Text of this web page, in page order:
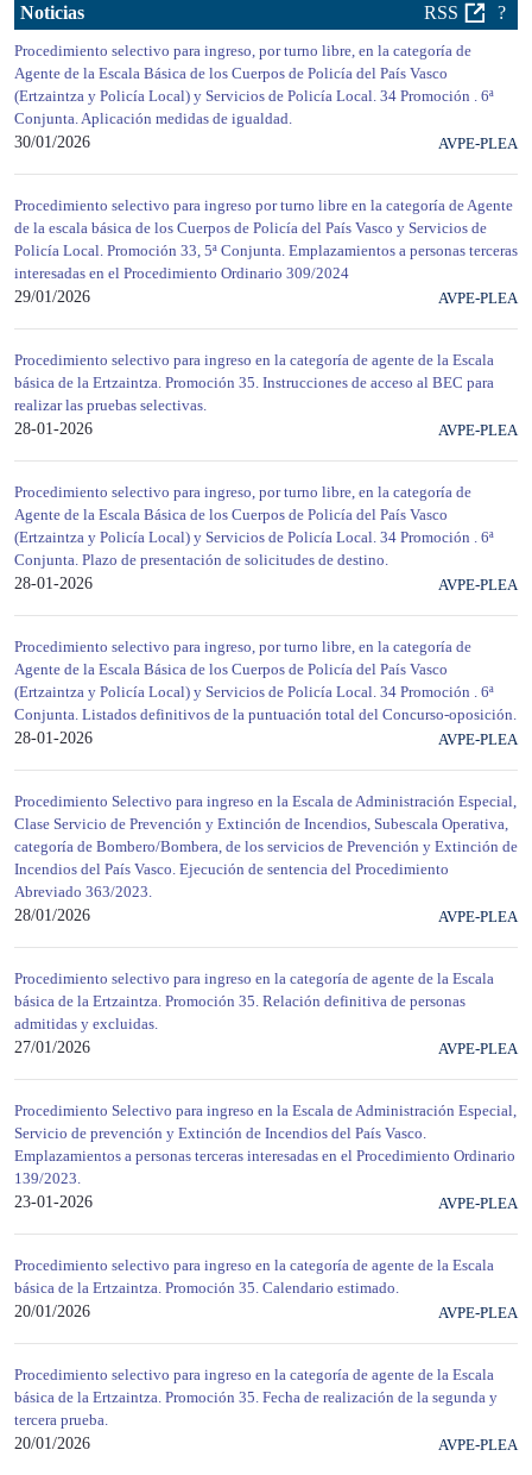
Noticias RSS ?
Procedimiento selectivo para ingreso, por turno libre, en la categoría de
Agente de la Escala Básica de los Cuerpos de Policía del País Vasco
(Ertzaintza y Policía Local) y Servicios de Policía Local. 34 Promoción . 6ª
Conjunta. Aplicación medidas de igualdad.
30/01/2026
AVPE-PLEA
Procedimiento selectivo para ingreso por turno libre en la categoría de Agente
de la escala básica de los Cuerpos de Policía del País Vasco y Servicios de
Policía Local. Promoción 33, 5ª Conjunta. Emplazamientos a personas terceras
interesadas en el Procedimiento Ordinario 309/2024
29/01/2026
AVPE-PLEA
Procedimiento selectivo para ingreso en la categoría de agente de la Escala
básica de la Ertzaintza. Promoción 35. Instrucciones de acceso al BEC para
realizar las pruebas selectivas.
28-01-2026
AVPE-PLEA
Procedimiento selectivo para ingreso, por turno libre, en la categoría de
Agente de la Escala Básica de los Cuerpos de Policía del País Vasco
(Ertzaintza y Policía Local) y Servicios de Policía Local. 34 Promoción . 6ª
Conjunta. Plazo de presentación de solicitudes de destino.
28-01-2026
AVPE-PLEA
Procedimiento selectivo para ingreso, por turno libre, en la categoría de
Agente de la Escala Básica de los Cuerpos de Policía del País Vasco
(Ertzaintza y Policía Local) y Servicios de Policía Local. 34 Promoción . 6ª
Conjunta. Listados definitivos de la puntuación total del Concurso-oposición.
28-01-2026
AVPE-PLEA
Procedimiento Selectivo para ingreso en la Escala de Administración Especial,
Clase Servicio de Prevención y Extinción de Incendios, Subescala Operativa,
categoría de Bombero/Bombera, de los servicios de Prevención y Extinción de
Incendios del País Vasco. Ejecución de sentencia del Procedimiento
Abreviado 363/2023.
28/01/2026
AVPE-PLEA
Procedimiento selectivo para ingreso en la categoría de agente de la Escala
básica de la Ertzaintza. Promoción 35. Relación definitiva de personas
admitidas y excluidas.
27/01/2026
AVPE-PLEA
Procedimiento Selectivo para ingreso en la Escala de Administración Especial,
Servicio de prevención y Extinción de Incendios del País Vasco.
Emplazamientos a personas terceras interesadas en el Procedimiento Ordinario
139/2023.
23-01-2026
AVPE-PLEA
Procedimiento selectivo para ingreso en la categoría de agente de la Escala
básica de la Ertzaintza. Promoción 35. Calendario estimado.
20/01/2026
AVPE-PLEA
Procedimiento selectivo para ingreso en la categoría de agente de la Escala
básica de la Ertzaintza. Promoción 35. Fecha de realización de la segunda y
tercera prueba.
20/01/2026
AVPE-PLEA